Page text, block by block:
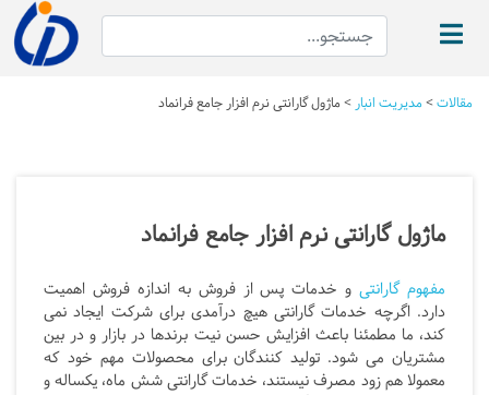
مقالات> مدیریت انبار> ماژول گارانتی نرم افزار جامع فرانماد
ماژول گارانتی نرم افزار جامع فرانماد
مفهوم گارانتیو خدمات پس از فروش به اندازه فروش اهمیت
دارد. اگرچه خدمات گارانتی هیچ درآمدی برای شرکت ایجاد نمی
کند، ما مطمئنا باعث افزایش حسن نیت برندها در بازار و در بین
مشتریان می شود. تولید کنندگان برای محصولات مهم خود که
معمولا هم زود مصرف نیستند، خدمات گارانتی شش ماه، یکساله و